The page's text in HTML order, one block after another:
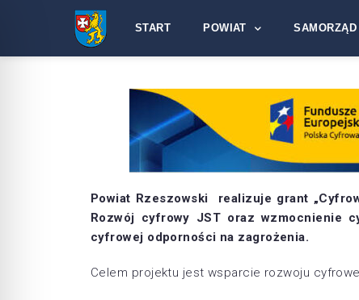
START POWIAT
Powiat Rzeszowski realizuje grant
Rozwój cyfrowy JST oraz wzmocnienie
cyfrowej odporności na zagrożenia.
Celem projektu jest wsparcie rozwoju